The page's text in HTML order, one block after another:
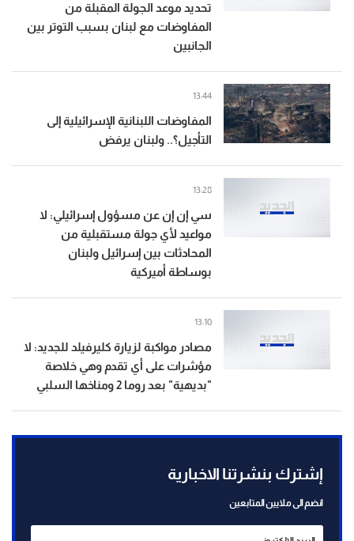
تحديد موعد الجولة المقبلة من
المفاوضات مع لبنان بسبب التوتر بين
الجانبين
المفاوضات اللبنانية الإسرائيلية إلى
التأجيل؟.. ولبنان يرفض
13:44
سي إن إن عن مسؤول إسرائيلي: لا
مواعيد لأي جولة مستقبلية من
المحادثات بين إسرائيل ولبنان
بوساطة أميركية
13:28
مصادر مواكبة لزيارة كليرفيلد للجديد: لا
مؤشرات على أي تقدم وهي خلاصة
"بديهية" بعد روما 2 ومناخها السلبي
13:10
إشترك بنشرتنا الاخبارية
انضم الى ملايين المتابعين